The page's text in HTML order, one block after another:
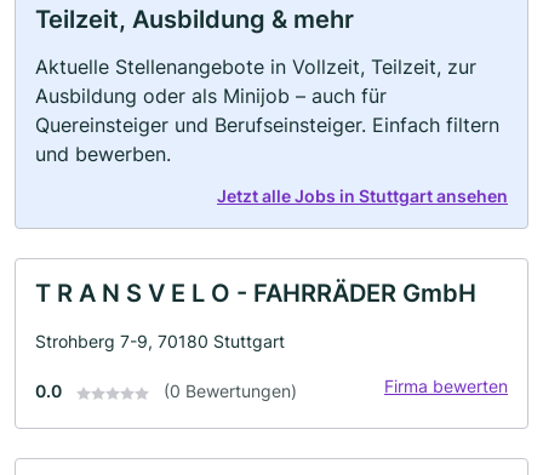
Teilzeit, Ausbildung & mehr
Aktuelle Stellenangebote in Vollzeit, Teilzeit, zur
Ausbildung oder als Minijob – auch für
Quereinsteiger und Berufseinsteiger. Einfach filtern
und bewerben.
Jetzt alle Jobs in Stuttgart ansehen
T R A N S V E L O - FAHRRÄDER GmbH
Strohberg 7-9, 70180 Stuttgart
0.0 (0 Bewertungen) Firma bewerten